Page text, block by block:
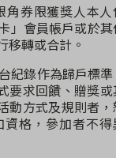
角券限獲獎人本人
」會員帳戶或於
移轉或合計。
紀錄作為歸戶標
要求回饋、贈獎或
動方式及規則者，
格，參加者不得